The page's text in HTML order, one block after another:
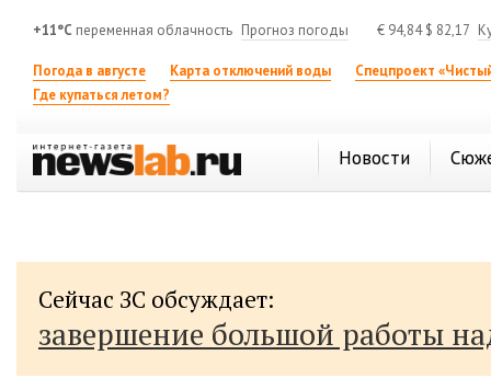
+11°C переменная облачность Прогноз погоды € 94,84$ 82,17
Погода в августе Карта отключений воды
Спецпроект
Где купаться летом?
Новости
Сейчас ЗС обсуждает:
завершение большой работы